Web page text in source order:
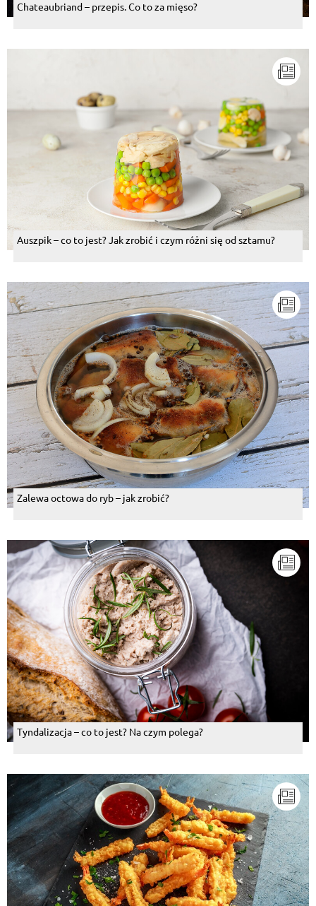
Chateaubriand – przepis. Co to za mięso?
Auszpik – co to jest? Jak zrobić i czym różni się od sztamu?
Zalewa octowa do ryb – jak zrobić?
Tyndalizacja – co to jest? Na czym polega?